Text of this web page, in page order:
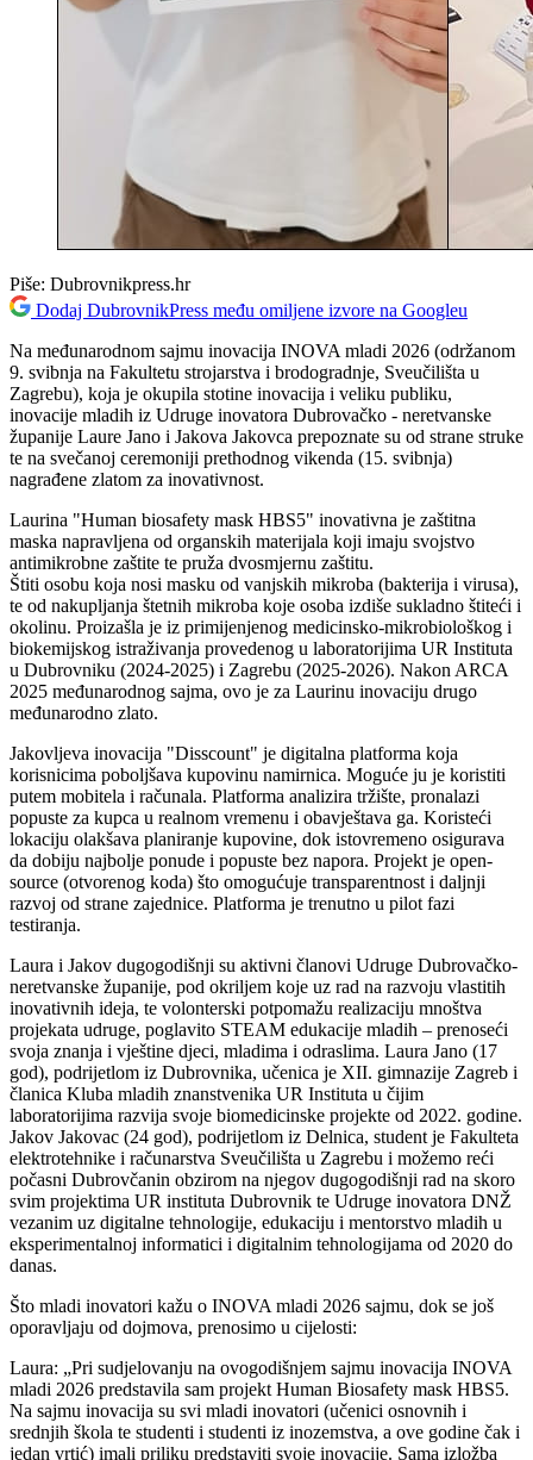
Piše: Dubrovnikpress.hr
Dodaj DubrovnikPress među omiljene izvore na Googleu
Na međunarodnom sajmu inovacija INOVA mladi 2026 (održanom
9. svibnja na Fakultetu strojarstva i brodogradnje, Sveučilišta u
Zagrebu), koja je okupila stotine inovacija i veliku publiku,
inovacije mladih iz Udruge inovatora Dubrovačko - neretvanske
županije Laure Jano i Jakova Jakovca prepoznate su od strane struke
te na svečanoj ceremoniji prethodnog vikenda (15. svibnja)
nagrađene zlatom za inovativnost.
Laurina "Human biosafety mask HBS5" inovativna je zaštitna
maska napravljena od organskih materijala koji imaju svojstvo
antimikrobne zaštite te pruža dvosmjernu zaštitu.
Štiti osobu koja nosi masku od vanjskih mikroba (bakterija i virusa),
te od nakupljanja štetnih mikroba koje osoba izdiše sukladno štiteći i
okolinu. Proizašla je iz primijenjenog medicinsko-mikrobiološkog i
biokemijskog istraživanja provedenog u laboratorijima UR Instituta
u Dubrovniku (2024-2025) i Zagrebu (2025-2026). Nakon ARCA
2025 međunarodnog sajma, ovo je za Laurinu inovaciju drugo
međunarodno zlato.
Jakovljeva inovacija "Disscount" je digitalna platforma koja
korisnicima poboljšava kupovinu namirnica. Moguće ju je koristiti
putem mobitela i računala. Platforma analizira tržište, pronalazi
popuste za kupca u realnom vremenu i obavještava ga. Koristeći
lokaciju olakšava planiranje kupovine, dok istovremeno osigurava
da dobiju najbolje ponude i popuste bez napora. Projekt je open-
source (otvorenog koda) što omogućuje transparentnost i daljnji
razvoj od strane zajednice. Platforma je trenutno u pilot fazi
testiranja.
Laura i Jakov dugogodišnji su aktivni članovi Udruge Dubrovačko-
neretvanske županije, pod okriljem koje uz rad na razvoju vlastitih
inovativnih ideja, te volonterski potpomažu realizaciju mnoštva
projekata udruge, poglavito STEAM edukacije mladih – prenoseći
svoja znanja i vještine djeci, mladima i odraslima. Laura Jano (17
god), podrijetlom iz Dubrovnika, učenica je XII. gimnazije Zagreb i
članica Kluba mladih znanstvenika UR Instituta u čijim
laboratorijima razvija svoje biomedicinske projekte od 2022. godine.
Jakov Jakovac (24 god), podrijetlom iz Delnica, student je Fakulteta
elektrotehnike i računarstva Sveučilišta u Zagrebu i možemo reći
počasni Dubrovčanin obzirom na njegov dugogodišnji rad na skoro
svim projektima UR instituta Dubrovnik te Udruge inovatora DNŽ
vezanim uz digitalne tehnologije, edukaciju i mentorstvo mladih u
eksperimentalnoj informatici i digitalnim tehnologijama od 2020 do
danas.
Što mladi inovatori kažu o INOVA mladi 2026 sajmu, dok se još
oporavljaju od dojmova, prenosimo u cijelosti:
Laura: „Pri sudjelovanju na ovogodišnjem sajmu inovacija INOVA
mladi 2026 predstavila sam projekt Human Biosafety mask HBS5.
Na sajmu inovacija su svi mladi inovatori (učenici osnovnih i
srednjih škola te studenti i studenti iz inozemstva, a ove godine čak i
jedan vrtić) imali priliku predstaviti svoje inovacije. Sama izložba